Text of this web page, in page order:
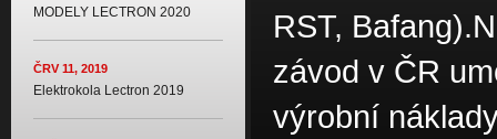
MODELY LECTRON 2020
ČRV 11, 2019
Elektrokola Lectron 2019
RST,
závod v ČR
výrobní